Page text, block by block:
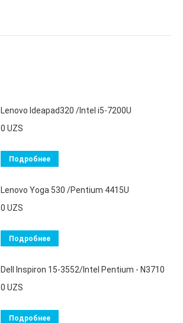
Lenovo Ideapad320 /Intel i5-7200U
0 UZS
Подробнее
Lenovo Yoga 530 /Pentium 4415U
0 UZS
Подробнее
Dell Inspiron 15-3552/Intel Pentium - N3710
0 UZS
Подробнее